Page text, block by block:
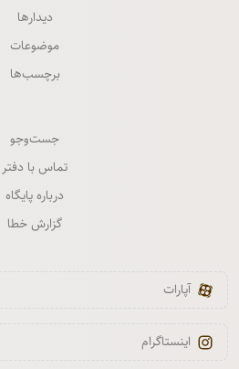
دیدارها
موضوعات
برچسب‌ها
جست‌وجو
تماس با دفتر
درباره پایگاه
گزارش خطا
آپارات
اینستاگرام